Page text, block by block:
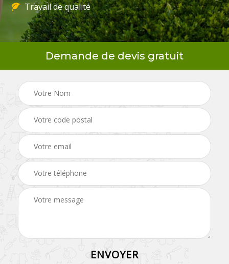
Travail de qualité
Demande de devis gratuit